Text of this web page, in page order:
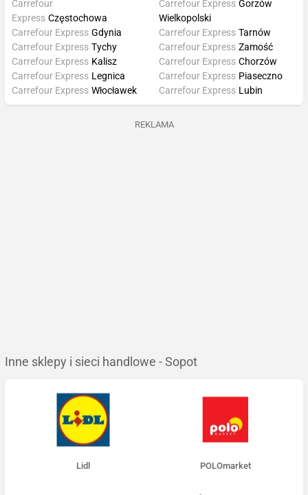
Carrefour
Express Częstochowa
Carrefour Express Gdynia
Carrefour Express Gorzów
Wielkopolski
Carrefour Express Tarnów
Carrefour Express Tychy
Carrefour Express Kalisz
Carrefour Express Legnica
Carrefour Express Włocławek
Carrefour Express Zamość
Carrefour Express Chorzów
Carrefour Express Piaseczno
Carrefour Express Lubin
REKLAMA
Inne sklepy i sieci handlowe - Sopot
Lidl POLOmarket